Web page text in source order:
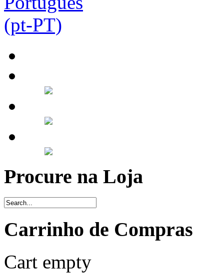
Procure na Loja
Carrinho de Compras
Cart empty